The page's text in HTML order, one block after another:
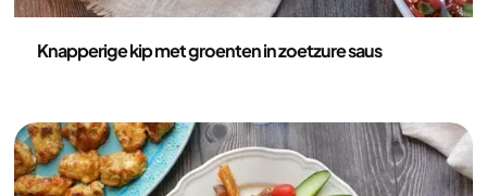
Knapperige kip met groenten in zoetzure saus